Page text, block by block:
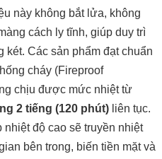
này không bắt lửa, không
cách ly tĩnh, giúp duy trì
két. Các sản phẩm đạt chuẩn
cháy (Fireproof
chịu được mức nhiệt từ
2 tiếng (120 phút) liên tục.
độ cao sẽ truyền nhiệt
bên trong, biến tiền mặt và